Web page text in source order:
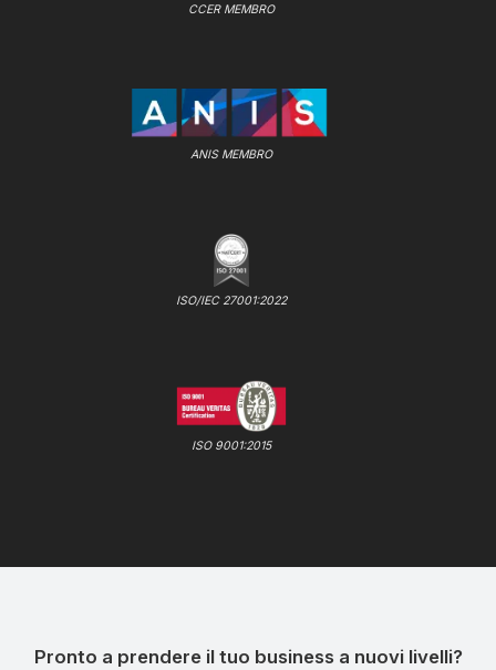
CCER MEMBRO
ANIS MEMBRO
ISO/IEC 27001:2022
ISO 9001:2015
Pronto a prendere il tuo business a nuovi livelli?